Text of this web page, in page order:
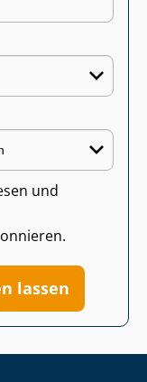
und
lassen